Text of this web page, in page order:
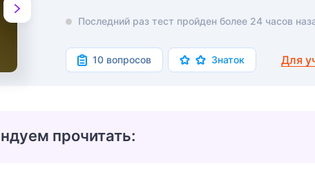
Последний раз тест пройден более 24 часов
10 вопросов Знаток Для
прочитать: